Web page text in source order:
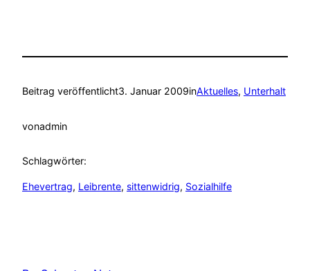
Beitrag veröffentlicht3. Januar 2009inAktuelles, Unterhalt
vonadmin
Schlagwörter:
Ehevertrag, Leibrente, sittenwidrig, Sozialhilfe